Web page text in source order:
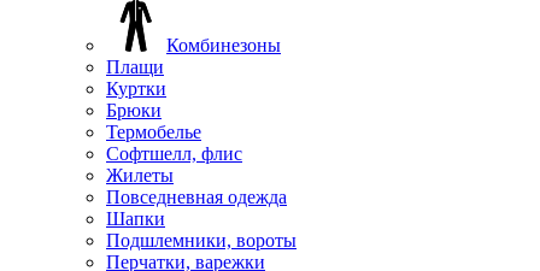
Комбинезоны
Плащи
Куртки
Брюки
Термобелье
Софтшелл, флис
Жилеты
Повседневная одежда
Шапки
Подшлемники, вороты
Перчатки, варежки